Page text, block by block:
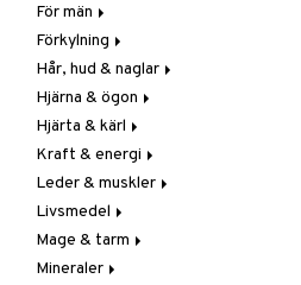
Vitamin & mineral
Graviditet & amning
Klimakterie & PMS
Näringstillskott
Övriga
Sex & lust
Skelett
Urinvägar
För män
Näringstillskott
Övriga
Prostata
Sex & lust
Förkylning
C-vitamin
Förebyggande &
lindrande
Hostdämpande
Öron, näsa & hals
Övriga
Virushämmande
Vitlök
Hår, hud & naglar
Hår
Kosttillskott
Sol & pigment
Hjärna & ögon
Fettsyror
Minne
Ögon
Hjärta & kärl
Ginkgo biloba
Kärlstärkande
Kolesterolsänkande
Marina fettsyror
Veg fettsyror
Kraft & energi
Ginseng
Övriga
Prestation
Q-10
Leder & muskler
Kosttillskott
Utvärtes
Livsmedel
Bars
Choklad
Mage & tarm
Drycker
Mineraler